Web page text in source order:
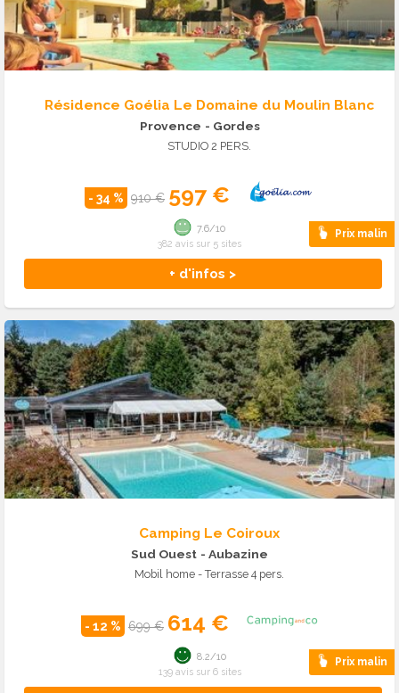
Résidence Goélia Le Domaine du Moulin Blanc
Provence - Gordes
STUDIO 2 PERS.
- 34 % 910 € 597 €
Prix malin
+ d'infos >
7.6/10
382 avis sur 5 sites
Camping Le Coiroux
Sud Ouest - Aubazine
Mobil home - Terrasse 4 pers.
- 12 % 699 € 614 €
Prix malin
8.2/10
139 avis sur 6 sites